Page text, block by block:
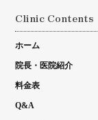
Clinic Contents
ホーム
院長・医院紹介
料金表
Q&A